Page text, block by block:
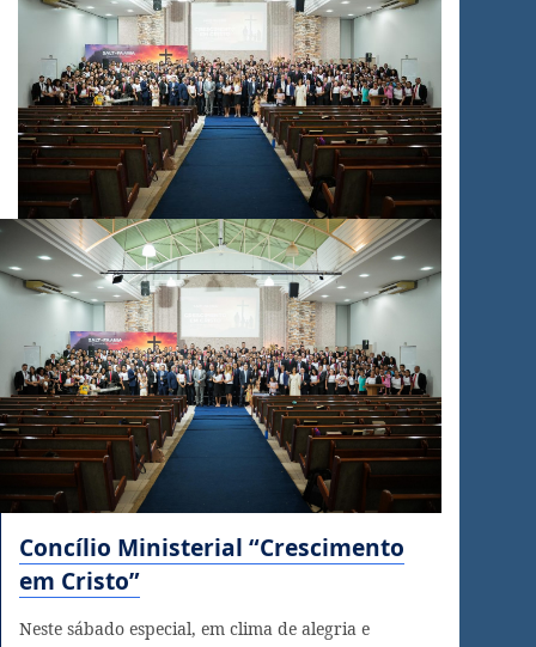
Concílio Ministerial “Crescimento
em Cristo”
Neste sábado especial, em clima de alegria e